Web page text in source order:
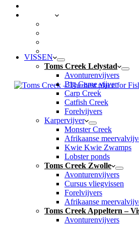
VISSEN
Toms Creek Lelystad
Avonturenvijvers
Big Game vijver
Carp Creek
Catfish Creek
Forelvijvers
Karpervijver
Monster Creek
Afrikaanse
Kwie Kwie Zwamps
Lobster ponds
Toms Creek Zwolle
Avonturenvijvers
Cursus vliegvissen
Forelvijvers
Afrikaanse
Toms Creek Appeltern –
Avonturenvijvers